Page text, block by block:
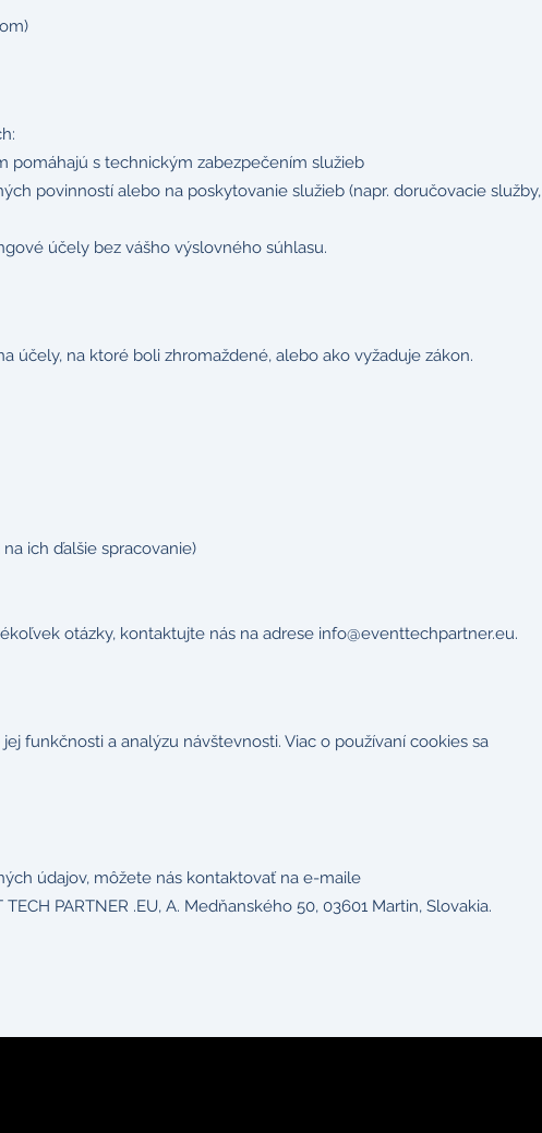
pomáhajú s technickým zabezpečením služieb
povinností alebo na poskytovanie služieb (napr. doručovacie služby,
účely bez vášho výslovného súhlasu.
účely, na ktoré boli zhromaždené, alebo ako vyžaduje zákon.
ich ďalšie spracovanie)
otázky, kontaktujte nás na adrese info@eventtechpartner.eu.
funkčnosti a analýzu návštevnosti. Viac o používaní cookies sa
údajov, môžete nás kontaktovať na e-maile
PARTNER .EU, A. Medňanského 50, 03601 Martin, Slovakia.